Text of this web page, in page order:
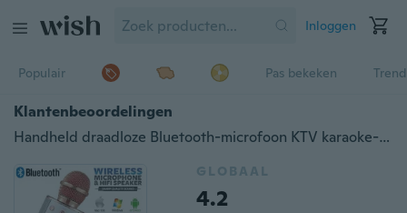
Inloggen
Populair Pas bekeken
Klantenbeoordelingen
Handheld draadloze Bluetooth-microfoon KTV karaoke-microfoon met luidspreker voor IOS Android-telefooncomputer (batterij 300 / 1800mAh)
GLOBAAL
4.2